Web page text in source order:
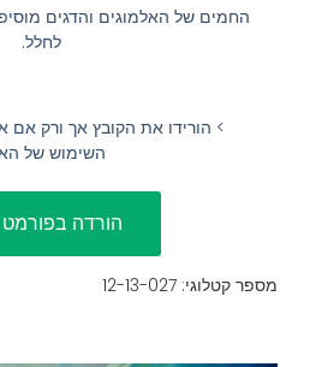
לאפס
את
השארת משוב
החמים של האלמוגים והדגים
לחלל.
> הורידו את הקובץ אך ורק
השימוש של
מספר קטלוגי: 12-13-027